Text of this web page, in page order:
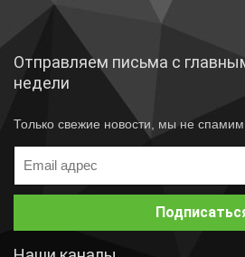
Отправляем письма с
недели
Только свежие новости, мы не